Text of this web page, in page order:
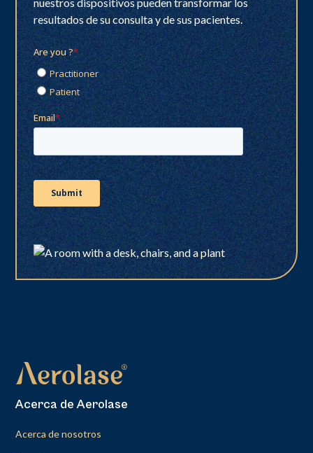
resultados de su consulta y de sus pacientes.
Acerca de Aerolase
Acerca de nosotros